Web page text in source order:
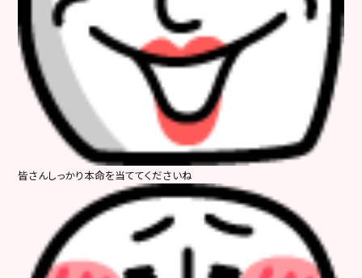
皆さんしっかり本命を当ててくださいね